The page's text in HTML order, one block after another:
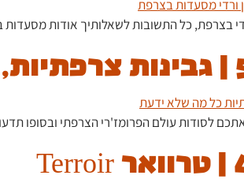
בצרפת, כל התשובות לשאלותיך אודות מסעדות
לסודות עולם הפרומז'רי הצרפתי ובסופו